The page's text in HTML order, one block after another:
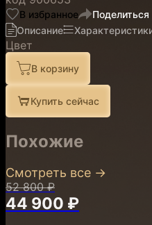
В избранное
Поделиться
Описание
Цвет
В корзину
Купить сейчас
Похожие
Смотреть все →
52 800 ₽
44 900 ₽